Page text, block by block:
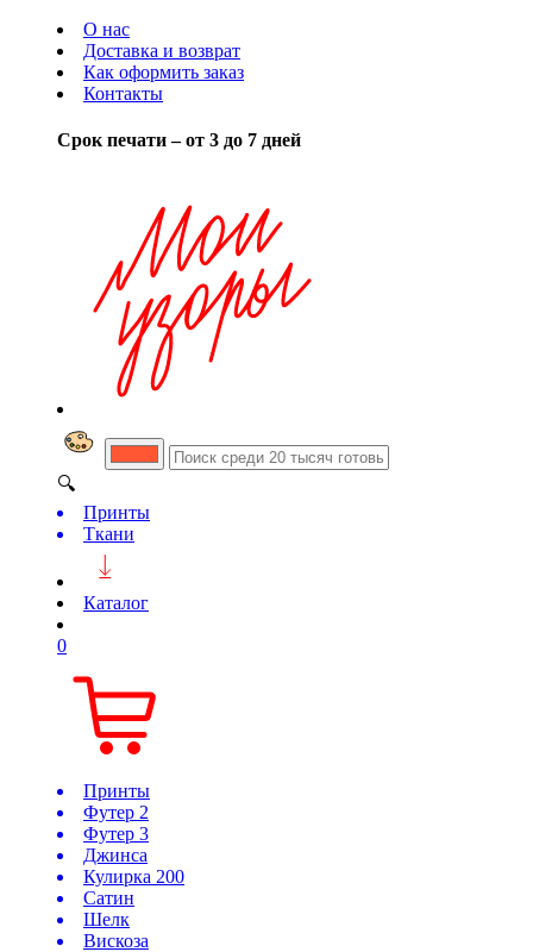
О нас
Доставка и возврат
Как оформить заказ
Контакты
Срок печати – от 3 до 7 дней
🔍
Принты
Ткани
Каталог
0
Принты
Футер 2
Футер 3
Джинса
Кулирка 200
Сатин
Шелк
Вискоза